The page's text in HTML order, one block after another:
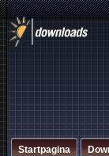
Startpagina